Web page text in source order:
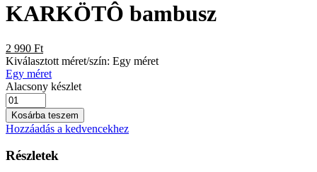
KARKÖTÔ bambusz
2 990 Ft
Kiválasztott méret/szín: Egy méret
Egy méret
Alacsony készlet
Kosárba teszem
Hozzáadás a kedvencekhez
Részletek